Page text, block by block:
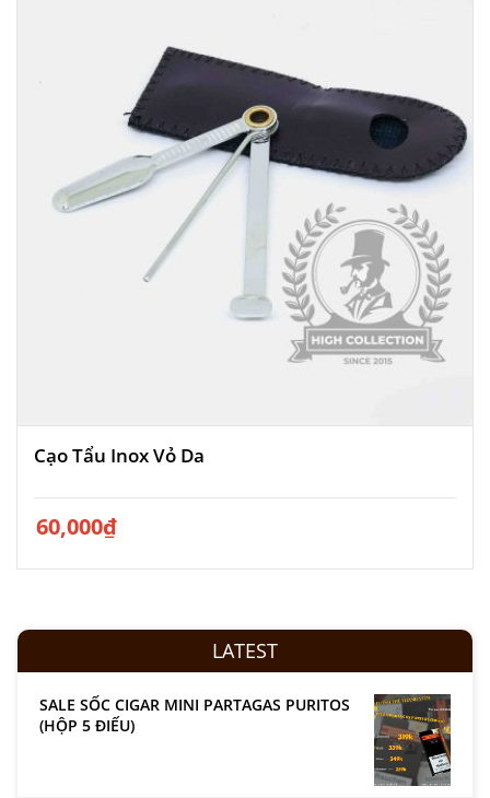
Cạo Tẩu Inox Vỏ Da
60,000₫
LATEST
SALE SỐC CIGAR MINI PARTAGAS PURITOS
(HỘP 5 ĐIẾU)